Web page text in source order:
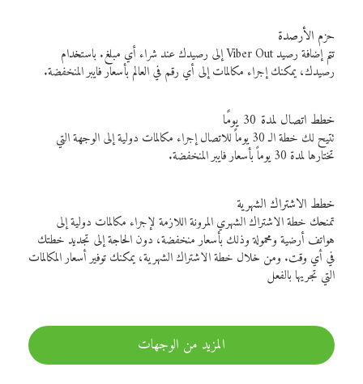
حزم الأرصدة
تتم إضافة رصيد Viber Out إلى رصيدك عند شراء أي مبلغ. باستخدام
رصيدك، يمكنك إجراء مكالمات إلى أي رقم في العالم بأسعار فايبر المنخفضة.
خطط اتصال لمدة 30 يومًا
تتيح لك خطة الـ 30 يوماً للاتصال إجراء مكالمات دولية إلى الوجهة التي
تختارها لمدة 30 يوماً بأسعار فايبر المنخفضة.
خطط الاشتراك الشهرية
تمنحك خطة الاشتراك الشهري المرونة اللازمة لإجراء مكالمات دولية إلى
هواتف أرضية ومحمولة وذلك بأسعار منخفضة، دون الحاجة إلى تجديد خطتك
في أي وقت. ومن خلال خطة الاشتراك الشهرية، يمكنك توفير أسعار المكالمات
التي تجريها بالفعل
المزيد من الوجهات